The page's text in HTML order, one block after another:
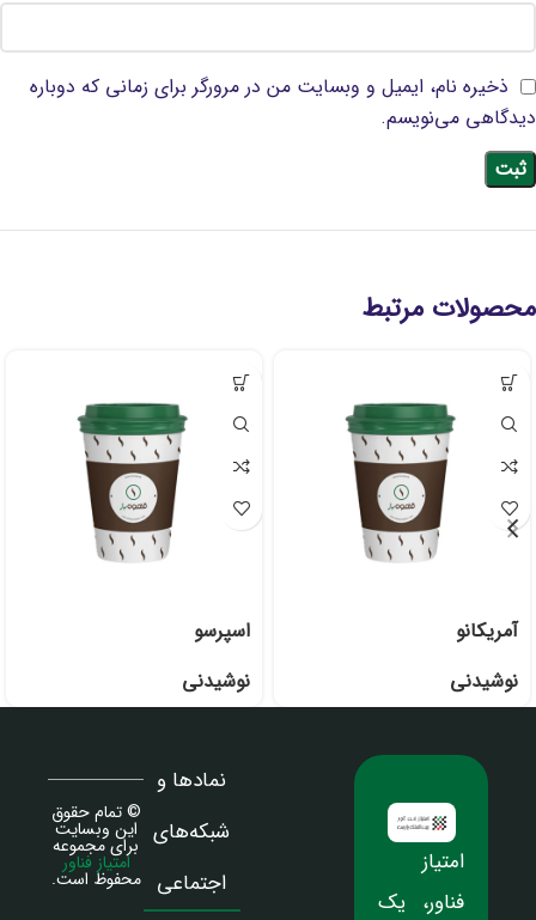
ذخیره نام، ایمیل و وبسایت من در مرورگر برای زمانی که دوباره
دیدگاهی می‌نویسم.
محصولات مرتبط
آمریکانو
نوشیدنی
اسپرسو
نوشیدنی
امتیاز
فناور، یک
نمادها و
شبکه‌های
اجتماعی
© تمام حقوق
این وبسایت
برای مجموعه
امتیاز فناور
محفوظ است.